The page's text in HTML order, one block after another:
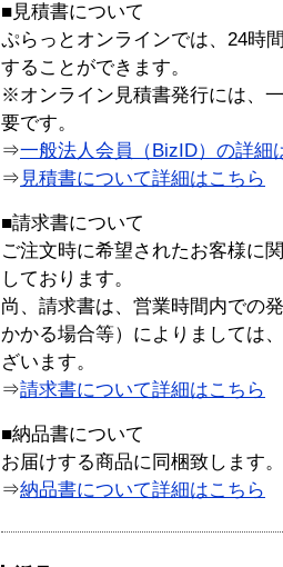
■見積書について
ぷらっとオンラインでは、24時
することができます。
※オンライン見積書発行には、
要です。
⇒一般法人会員（BizID）の詳細
⇒ 見積書について詳細はこちら
■請求書について
ご注文時に希望されたお客様に
しております。
尚、請求書は、営業時間内での
かかる場合等）によりましては
ざいます。
⇒請求書について詳細はこちら
■納品書について
お届けする商品に同梱致します。
⇒納品書について詳細はこちら